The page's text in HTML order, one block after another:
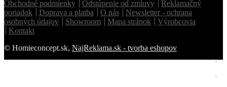
Obchodné podmienky Odstúpenie od zmluvy
Reklamačný
poriadok
Doprava a platba O nás
Newsletter - ochrana
osobných údajov
Showroom Mapa stránok
Výrobcovia
Kontakt
© Homieconcept.sk, NajReklama.sk - tvorba eshopov